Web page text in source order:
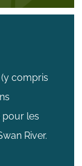
compris
pour les
River.